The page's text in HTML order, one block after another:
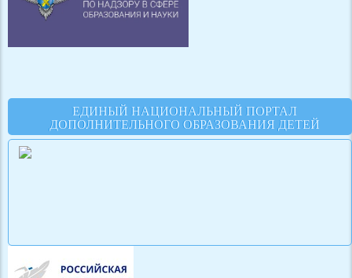
ЕДИНЫЙ НАЦИОНАЛЬНЫЙ ПОРТАЛ
ДОПОЛНИТЕЛЬНОГО ОБРАЗОВАНИЯ ДЕТЕЙ